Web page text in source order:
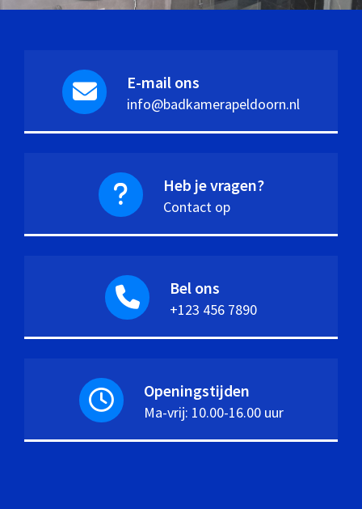
E-mail ons
info@badkamerapeldoorn.nl
Heb je vragen?
Contact op
Bel ons
+123 456 7890
Openingstijden
Ma-vrij: 10.00-16.00 uur